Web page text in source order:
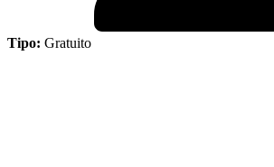
Tipo: Gratuito